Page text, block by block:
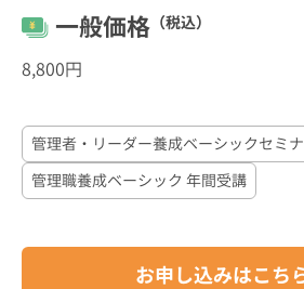
一般価格 （税込）
8,800円
管理者・リーダー養成ベーシックセミ
管理職養成ベーシック 年間受講
お申し込みはこち